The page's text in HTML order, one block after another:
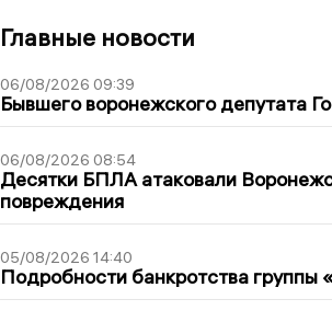
Главные новости
06/08/2026 09:39
Бывшего воронежского депутата
06/08/2026 08:54
Десятки БПЛА атаковали
повреждения
05/08/2026 14:40
Подробности банкротства